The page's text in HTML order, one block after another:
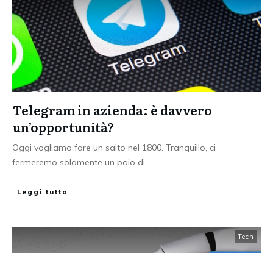
Telegram in azienda: è davvero
un’opportunità?
Oggi vogliamo fare un salto nel 1800. Tranquillo, ci
fermeremo solamente un paio di ...
Leggi tutto
Tech